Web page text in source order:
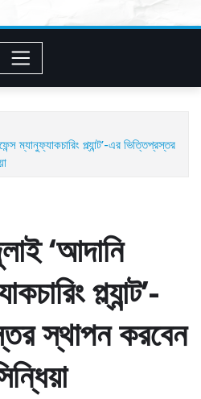
ম্যানুফ্যাকচারিং প্ল্যান্ট’-এর ভিত্তিপ্রস্তর
‘আদানি
প্ল্যান্ট’-
স্থাপন করবেন